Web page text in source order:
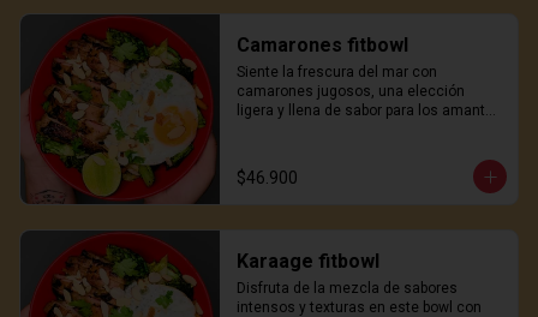
Camarones fitbowl
Siente la frescura del mar con
camarones jugosos, una elección
ligera y llena de sabor para los amantes
$46.900
Karaage fitbowl
Disfruta de la mezcla de sabores
intensos y texturas en este bowl con